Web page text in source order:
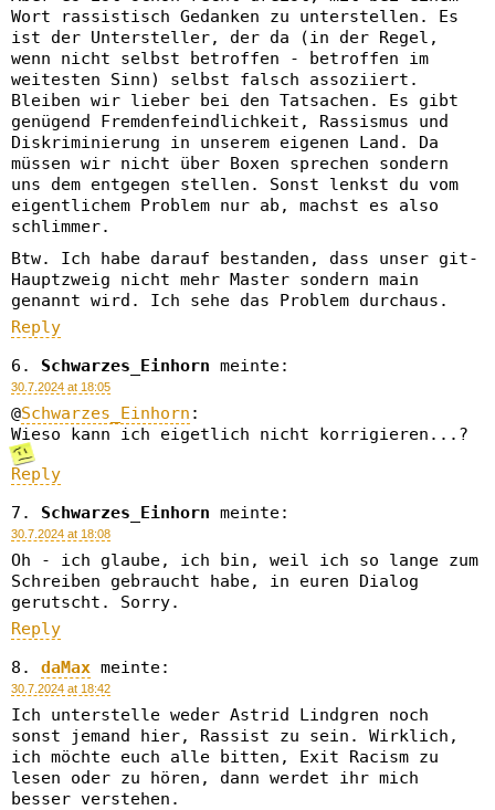
Wort rassistisch Gedanken zu unterstellen. Es
ist der Untersteller, der da (in der Regel,
wenn nicht selbst betroffen - betroffen im
weitesten Sinn) selbst falsch assoziiert.
Bleiben wir lieber bei den Tatsachen. Es gibt
genügend Fremdenfeindlichkeit, Rassismus und
Diskriminierung in unserem eigenen Land. Da
müssen wir nicht über Boxen sprechen sondern
uns dem entgegen stellen. Sonst lenkst du vom
eigentlichem Problem nur ab, machst es also
schlimmer.
Btw. Ich habe darauf bestanden, dass unser git-
Hauptzweig nicht mehr Master sondern main
genannt wird. Ich sehe das Problem durchaus.
Reply
Schwarzes_Einhorn meinte:
30.7.2024 at 18:05
@Schwarzes_Einhorn :
Wieso kann ich eigetlich nicht korrigieren...?
Reply
Schwarzes_Einhorn meinte:
30.7.2024 at 18:08
Oh - ich glaube, ich bin, weil ich so lange zum
Schreiben gebraucht habe, in euren Dialog
gerutscht. Sorry.
Reply
daMax meinte:
30.7.2024 at 18:42
Ich unterstelle weder Astrid Lindgren noch
sonst jemand hier, Rassist zu sein. Wirklich,
ich möchte euch alle bitten, Exit Racism zu
lesen oder zu hören, dann werdet ihr mich
besser verstehen.